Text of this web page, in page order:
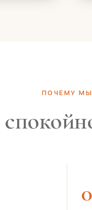
ПОЧЕМУ МЫ